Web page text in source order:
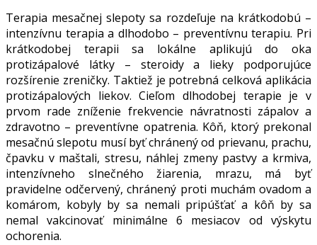
Terapia mesačnej slepoty sa rozdeľuje na krátkodobú –
intenzívnu terapia a dlhodobo – preventívnu terapiu. Pri
krátkodobej terapii sa lokálne aplikujú do oka
protizápalové látky – steroidy a lieky podporujúce
rozšírenie zreničky. Taktiež je potrebná celková aplikácia
protizápalových liekov. Cieľom dlhodobej terapie je v
prvom rade zníženie frekvencie návratnosti zápalov a
zdravotno – preventívne opatrenia. Kôň, ktorý prekonal
mesačnú slepotu musí byť chránený od prievanu, prachu,
čpavku v maštali, stresu, náhlej zmeny pastvy a krmiva,
intenzívneho slnečného žiarenia, mrazu, má byť
pravidelne odčervený, chránený proti muchám ovadom a
komárom, kobyly by sa nemali pripúšťať a kôň by sa
nemal vakcinovať minimálne 6 mesiacov od výskytu
ochorenia.